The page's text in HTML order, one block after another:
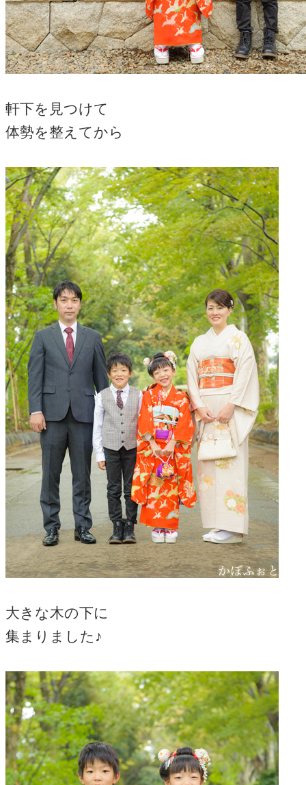
軒下を見つけて
体勢を整えてから
大きな木の下に
集まりました♪